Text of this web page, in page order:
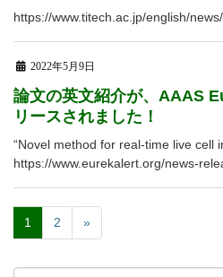
https://www.titech.ac.jp/english/
2022年5月9日
論文の英文紹介が、AAAS
リースされました！
“Novel method for real-time live cell
https://www.eurekalert.org/news-
1 2 »